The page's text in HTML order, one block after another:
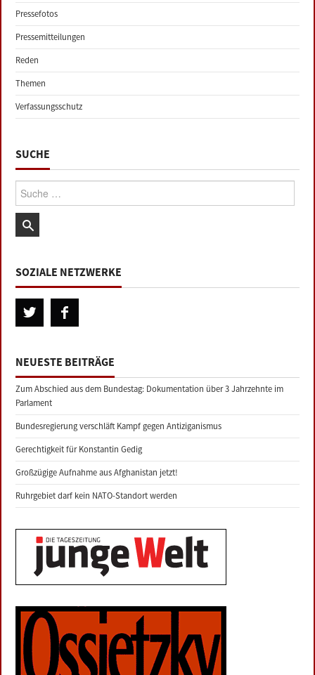
Pressefotos
Pressemitteilungen
Reden
Themen
Verfassungsschutz
SUCHE
Suche:
SOZIALE NETZWERKE
NEUESTE BEITRÄGE
Zum Abschied aus dem Bundestag: Dokumentation über 3 Jahrzehnte im
Parlament
Bundesregierung verschläft Kampf gegen Antiziganismus
Gerechtigkeit für Konstantin Gedig
Großzügige Aufnahme aus Afghanistan jetzt!
Ruhrgebiet darf kein NATO-Standort werden